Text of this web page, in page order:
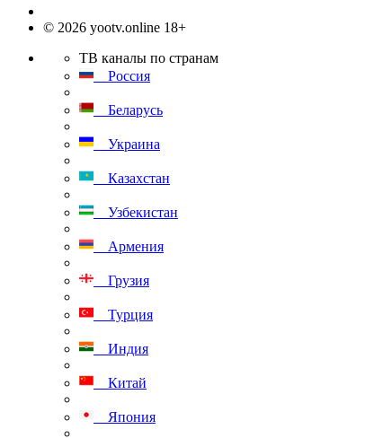
© 2026 yootv.online 18+
ТВ каналы по странам
Россия
Беларусь
Украина
Казахстан
Узбекистан
Армения
Грузия
Турция
Индия
Китай
Япония